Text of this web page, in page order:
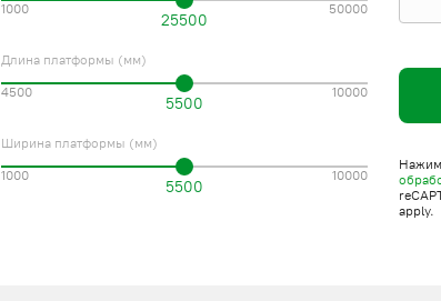
25500
1000 50000
Длина платформы (мм)
5500
4500 10000
Ширина платформы (мм)
5500
1000 10000
apply.